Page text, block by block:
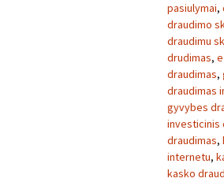
pasiulymai,
draudimo
draudimu
drudimas,
draudimas,
draudimas
gyvybes
investicinis
draudimas,
internetu,
kasko